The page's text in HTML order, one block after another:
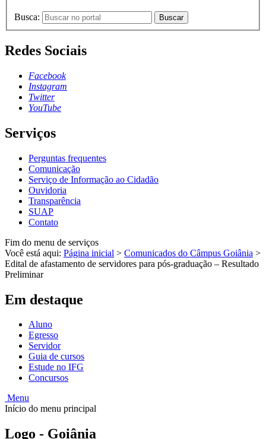
Busca: Buscar
Redes Sociais
Facebook
Instagram
Twitter
YouTube
Serviços
Perguntas frequentes
Comunicação
Serviço de Informação ao Cidadão
Ouvidoria
Transparência
SUAP
Contato
Fim do menu de serviços
Você está aqui: Página inicial > Comunicados do Câmpus Goiânia >
Edital de afastamento de servidores para pós-graduação – Resultado
Preliminar
Em destaque
Aluno
Egresso
Servidor
Guia de cursos
Estude no IFG
Concursos
Menu
Início do menu principal
Logo - Goiânia